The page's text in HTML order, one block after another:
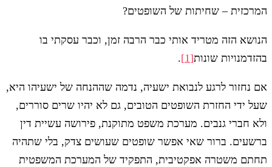
המרכזית – שחיתות של השופטים?
הנושא הזה מטריד אותי כבר הרבה זמן, וכבר עסקתי בו
בהזדמנויות שונות[1]
.
אם נחזור לרגע לנבואת ישעיה, נדמה שההנחה של ישעיהו היא,
שעל ידי החזרת השופטים הטובים, גם לא יהיו שרים סוררים,
ולא חברי גנבים. מערכת משפט מתוקנת, פירושה עשיית דין
ברשעים. ברור שאי אפשר שופטים שעושים צדק, בלי שתהיה
תחתם משטרה אפקטיבית, התפקיד של המערכת המשפטית